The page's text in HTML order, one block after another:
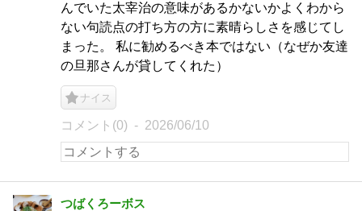
んでいた太宰治の意味があるかないかよくわから
ない句読点の打ち方の方に素晴らしさを感じてし
まった。 私に勧めるべき本ではない（なぜか友達
の旦那さんが貸してくれた）
ナイス
コメント(0) 2026/06/10
つばくろーボス